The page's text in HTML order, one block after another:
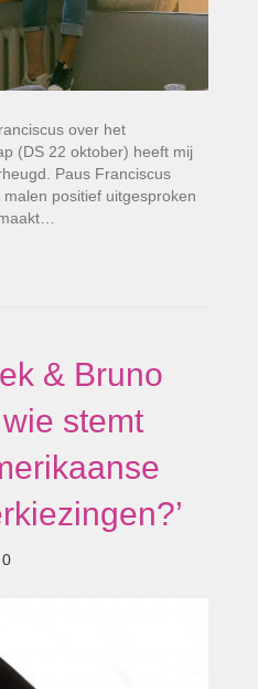
over het
(DS 22 oktober) heeft mij
Paus Franciscus
positief uitgesproken
& Bruno
stemt
0